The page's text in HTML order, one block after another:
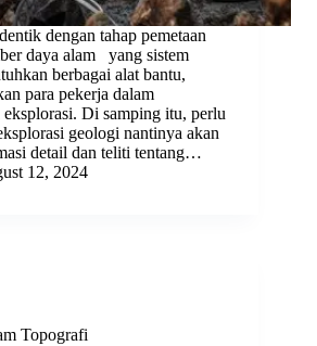
dengan tahap pemetaan
daya alam yang sistem
berbagai alat bantu,
para pekerja dalam
Di samping itu, perlu
geologi nantinya akan
detail dan teliti tentang…
12, 2024
Topografi